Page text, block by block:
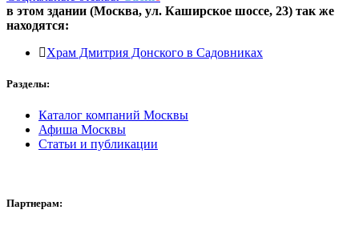
в этом здании (Москва, ул. Каширское шоссе, 23) так же
находятся:
Храм Дмитрия Донского в Садовниках
Разделы:
Каталог компаний Москвы
Афиша Москвы
Статьи и публикации
Партнерам: